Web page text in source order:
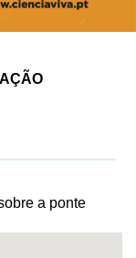
a ponte